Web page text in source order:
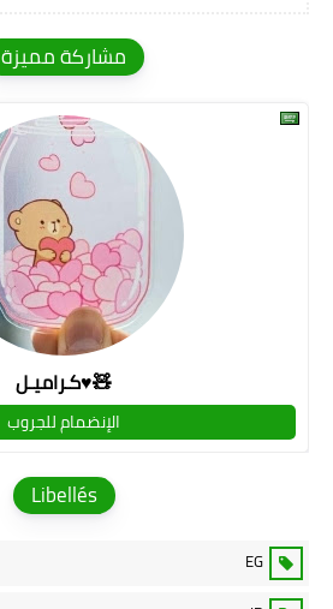
مشاركة مميزة
كـراميـل♥🧸
الإنضمام للجروب
Libellés
EG